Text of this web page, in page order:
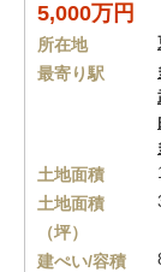
5,000万円
所在地
最寄り駅
土地面積
土地面積
（坪）
建ぺい/容積